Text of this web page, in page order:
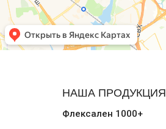
НАША ПРОДУКЦИЯ
Флексален 1000+